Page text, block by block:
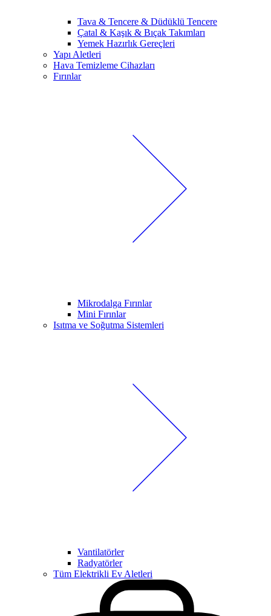
Tava & Tencere & Düdüklü Tencere
Çatal & Kaşık & Bıçak Takımları
Yemek Hazırlık Gereçleri
Yapı Aletleri
Hava Temizleme Cihazları
Fırınlar
Mikrodalga Fırınlar
Mini Fırınlar
Isıtma ve Soğutma Sistemleri
Vantilatörler
Radyatörler
Tüm Elektrikli Ev Aletleri